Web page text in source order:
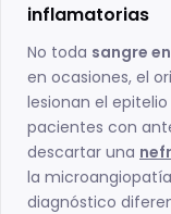
inflamatorias
No toda sangre
en ocasiones, el
lesionan el
pacientes con
descartar una
la
diagnóstico